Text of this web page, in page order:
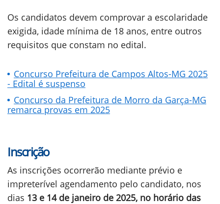
Os candidatos devem comprovar a escolaridade
exigida, idade mínima de 18 anos, entre outros
requisitos que constam no edital.
Concurso Prefeitura de Campos Altos-MG 2025
- Edital é suspenso
Concurso da Prefeitura de Morro da Garça-MG
remarca provas em 2025
Inscrição
As inscrições ocorrerão mediante prévio e
impreterível agendamento pelo candidato, nos
dias 13 e 14 de janeiro de 2025, no horário das